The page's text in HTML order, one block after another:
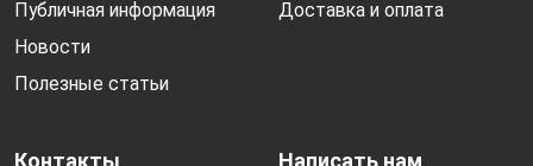
Публичная информация
Новости
Полезные статьи
Доставка и оплата
Контакты Написать нам